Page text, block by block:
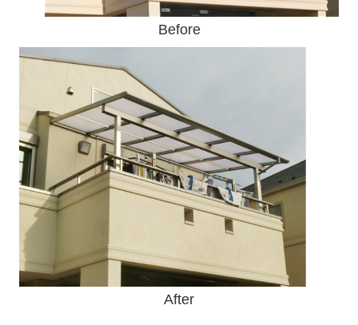
Before
After